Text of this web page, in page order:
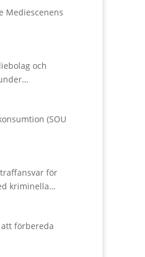
Mediescenens
och
(SOU
för
kriminella
förbereda